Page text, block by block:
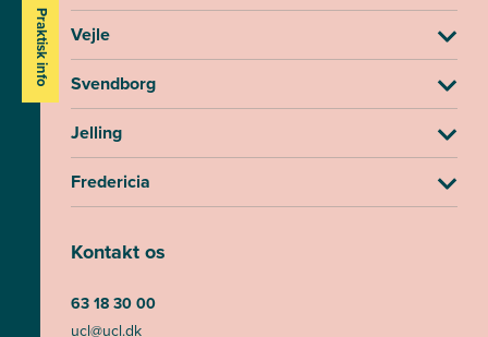
Praktisk info
Vejle
Svendborg
Jelling
Fredericia
Kontakt os
63 18 30 00
ucl@ucl.dk